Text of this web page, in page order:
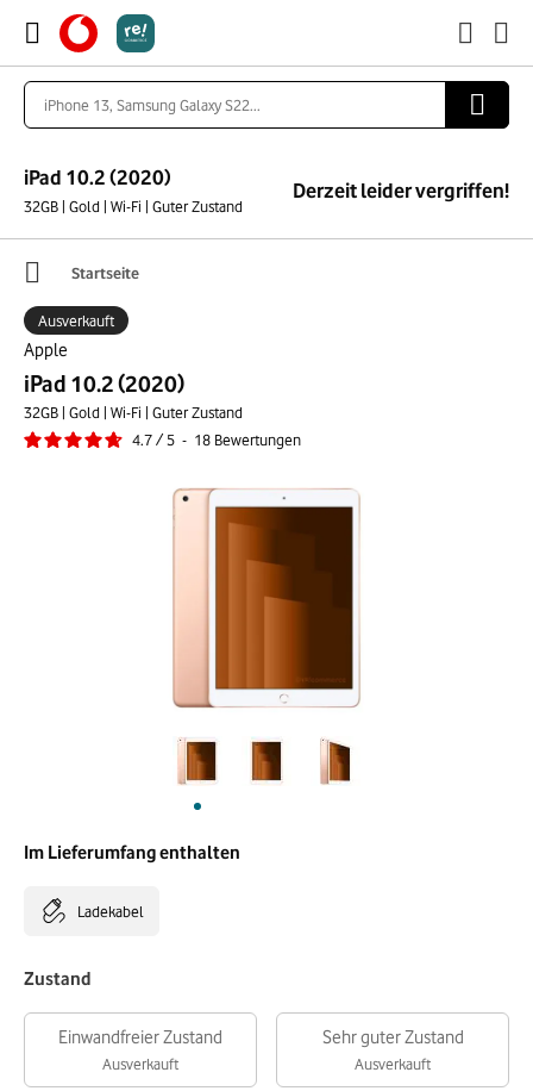
iPad 10.2 (2020)
32GB | Gold | Wi-Fi | Guter Zustand
Derzeit leider vergriffen!
Startseite
Apple
iPad 10.2 (2020)
32GB | Gold | Wi-Fi | Guter Zustand
4.7/5 - 18 Bewertungen
Ausverkauft
Im Lieferumfang enthalten
Ladekabel
Zustand
Einwandfreier Zustand
Ausverkauft
Sehr guter Zustand
Ausverkauft